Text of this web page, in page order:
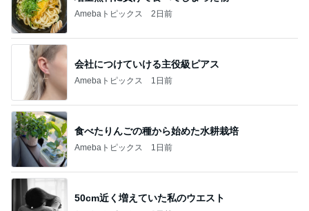
Amebaトピックス 2日前
会社につけていける主役級ピアス
Amebaトピックス 1日前
食べたりんごの種から始めた水耕栽培
Amebaトピックス 1日前
50cm近く増えていた私のウエスト